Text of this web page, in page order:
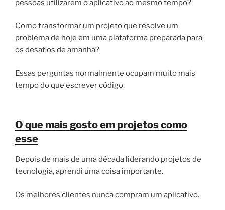
pessoas utilizarem o aplicativo ao mesmo tempo?
Como transformar um projeto que resolve um
problema de hoje em uma plataforma preparada para
os desafios de amanhã?
Essas perguntas normalmente ocupam muito mais
tempo do que escrever código.
O que mais gosto em projetos como
esse
Depois de mais de uma década liderando projetos de
tecnologia, aprendi uma coisa importante.
Os melhores clientes nunca compram um aplicativo.